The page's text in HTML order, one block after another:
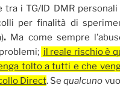
tra i TG/ID DMR
per finalità di
. Ma come sempre
il reale rischio è
tolto a tutti e che
Direct. Sequalcuno